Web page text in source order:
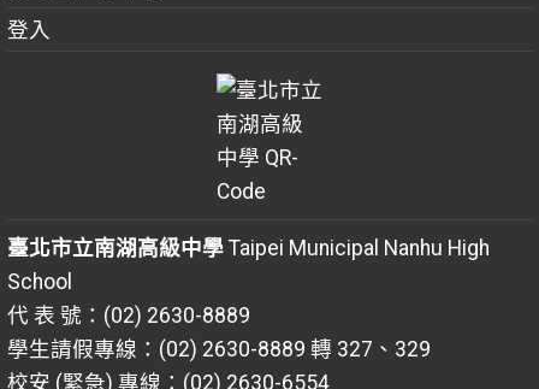
登入
臺北市立南湖高級中學Taipei Municipal Nanhu High
School
代 表 號：(02) 2630-8889
學生請假專線：(02) 2630-8889 轉 327、329
校安 (緊急) 專線：(02) 2630-6554